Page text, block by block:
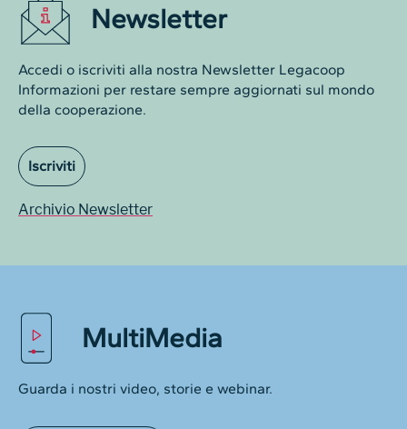
Newsletter
Accedi o iscriviti alla nostra Newsletter Legacoop
Informazioni per restare sempre aggiornati sul mondo
della cooperazione.
Iscriviti
Archivio Newsletter
MultiMedia
Guarda i nostri video, storie e webinar.